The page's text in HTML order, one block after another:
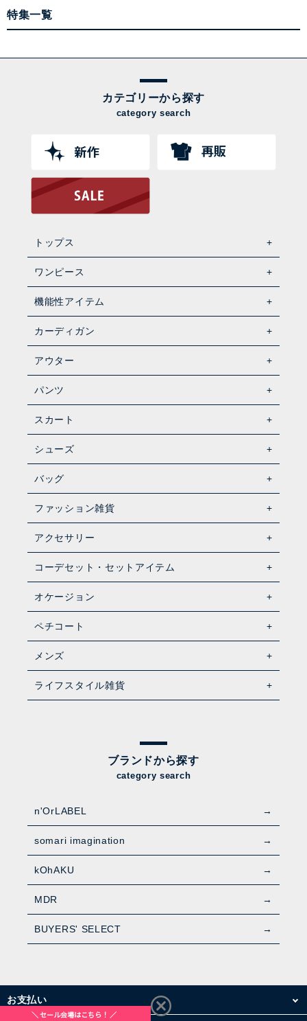
特集一覧
カテゴリーから探す
category search
トップス
ワンピース
機能性アイテム
カーディガン
アウター
パンツ
スカート
シューズ
バッグ
ファッション雑貨
アクセサリー
コーデセット・セットアイテム
オケージョン
ペチコート
メンズ
ライフスタイル雑貨
ブランドから探す
category search
n'OrLABEL
somari imagination
kOhAKU
MDR
BUYERS' SELECT
お支払い